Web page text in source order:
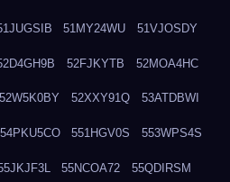
51MY24WU 51VJOSDY
52FJKYTB 52MOA4HC
52W5K0BY 52XXY91Q 53ATDBWI
54PKU5CO 551HGV0S 553WPS4S
55NCOA72 55QDIRSM